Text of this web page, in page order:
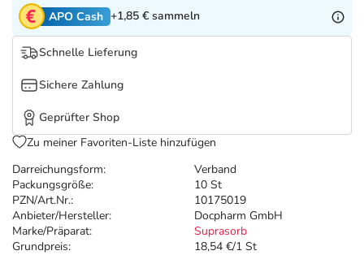
Tierapotheke
Vitamine & Mineralstoffe
Marken
Salus Deals
Darreichungsform:
Verband
Packungsgröße:
10 St
PZN/Art.Nr.:
10175019
Anbieter/Hersteller:
Docpharm GmbH
Marke/Präparat:
Suprasorb
Grundpreis:
18,54 €/1 St
APO Cash +1,85 € sammeln
Schnelle Lieferung
Sichere Zahlung
Geprüfter Shop
Zu meiner Favoriten-Liste hinzufügen